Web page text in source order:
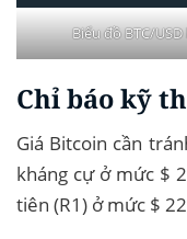
Biểu đồ BTC/
Chỉ báo kỹ
Giá Bitcoin cần
kháng cự ở mức $
tiên (R1) ở mức $